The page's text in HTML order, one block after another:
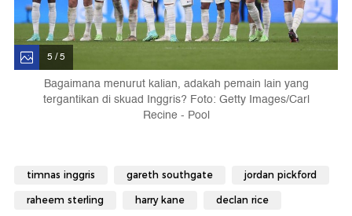
5 / 5
Bagaimana menurut kalian, adakah pemain lain yang
tergantikan di skuad Inggris? Foto: Getty Images/Carl
Recine - Pool
timnas inggris gareth southgate jordan pickford
raheem sterling harry kane declan rice